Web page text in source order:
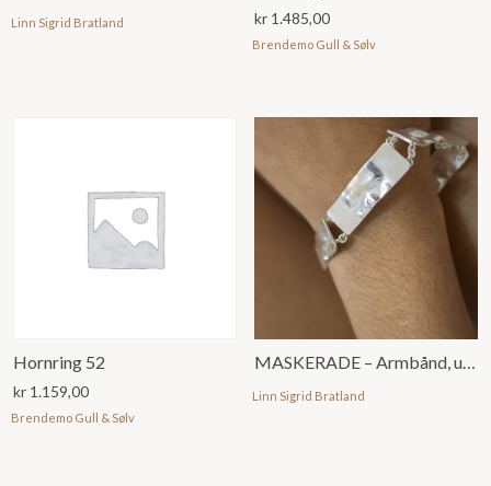
Linn Sigrid Bratland kr 1.485,00
Brendemo Gull & Sølv
Hornring 52
kr 1.159,00
Brendemo Gull & Sølv
MASKERADE – Armbånd, u/ emalje
Linn Sigrid Bratland